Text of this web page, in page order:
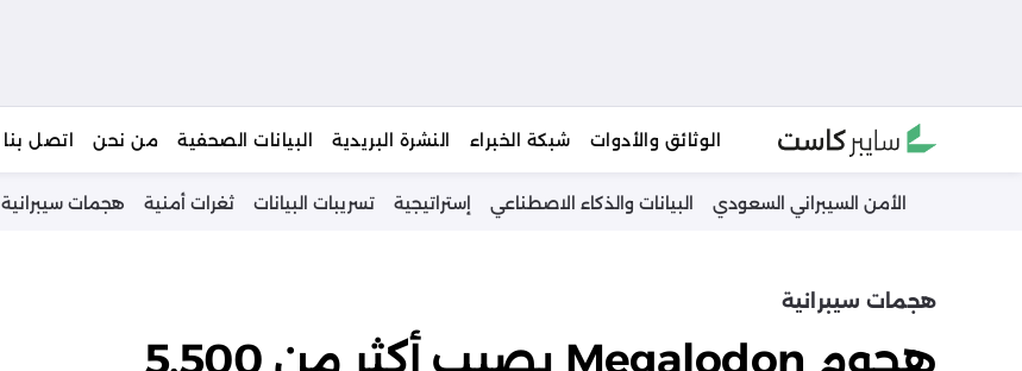
الوثائق والأدوات شبكة الخبراء النشرة البريدية البيانات الصحفية من نحن اتصل بنا يبحث
الأمن السيبراني السعودي البيانات والذكاء الاصطناعي إستراتيجية تسريبات البيانات ثغرات أمنية هجمات سيبرانية
هجمات سيبرانية
هجوم Megalodon يصيب أكثر من 5,500